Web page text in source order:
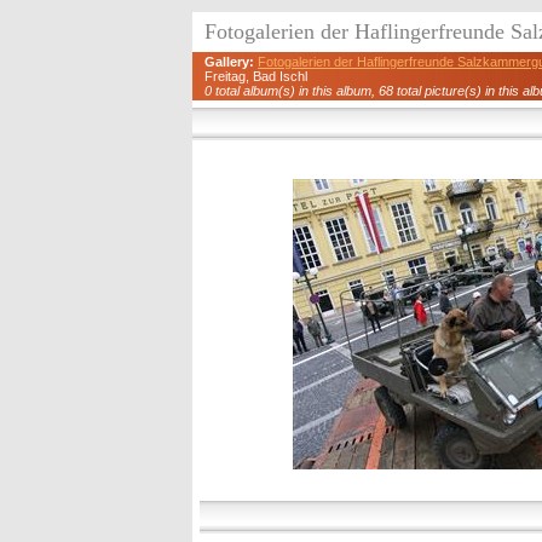
Fotogalerien der Haflingerfreunde
Gallery: Fotogalerien der Haflingerfreunde
Freitag, Bad Ischl
0 total album(s) in this album, 68 total picture(s) in this